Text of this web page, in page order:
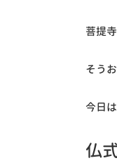
菩提
そう
今日
仏